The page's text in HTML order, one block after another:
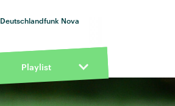
Deutschlandfunk Nova
Playlist